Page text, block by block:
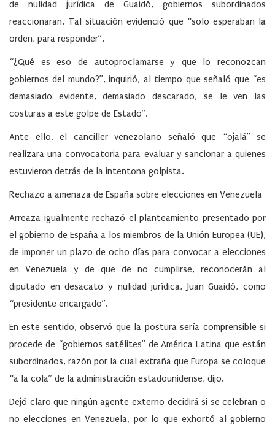
de nulidad jurídica de Guaidó, gobiernos subordinados
reaccionaran. Tal situación evidenció que “solo esperaban la
orden, para responder”.
“¿Qué es eso de autoproclamarse y que lo reconozcan
gobiernos del mundo?”, inquirió, al tiempo que señaló que “es
demasiado evidente, demasiado descarado, se le ven las
costuras a este golpe de Estado”.
Ante ello, el canciller venezolano señaló que “ojalá” se
realizara una convocatoria para evaluar y sancionar a quienes
estuvieron detrás de la intentona golpista.
Rechazo a amenaza de España sobre elecciones en Venezuela
Arreaza igualmente rechazó el planteamiento presentado por
el gobierno de España a los miembros de la Unión Europea (UE),
de imponer un plazo de ocho días para convocar a elecciones
en Venezuela y de que de no cumplirse, reconocerán al
diputado en desacato y nulidad jurídica, Juan Guaidó, como
“presidente encargado”.
En este sentido, observó que la postura sería comprensible si
procede de “gobiernos satélites” de América Latina que están
subordinados, razón por la cual extraña que Europa se coloque
“a la cola” de la administración estadounidense, dijo.
Dejó claro que ningún agente externo decidirá si se celebran o
no elecciones en Venezuela, por lo que exhortó al gobierno